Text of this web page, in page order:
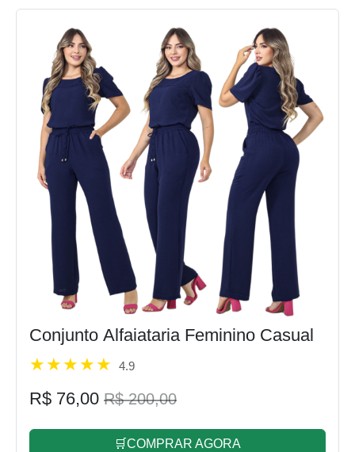
Conjunto Alfaiataria Feminino Casual
4.9
R$ 76,00 R$ 200,00
🛒COMPRAR AGORA